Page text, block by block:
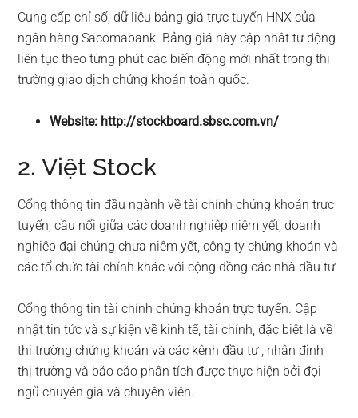
Cung cấp chỉ số, dữ liệu bảng giá trực tuyến HNX của
ngân hàng Sacomabank. Bảng giá này cập nhât tự động
liên tục theo từng phút các biến động mới nhất trong thi
trường giao dịch chứng khoán toàn quốc.
Website: http://stockboard.sbsc.com.vn/
2. Việt Stock
Cổng thông tin đầu ngành về tài chính chứng khoán trực
tuyến, cầu nối giữa các doanh nghiệp niêm yết, doanh
nghiệp đại chúng chưa niêm yết, công ty chứng khoán và
các tổ chức tài chính khác với cộng đồng các nhà đầu tư.
Cổng thông tin tài chính chứng khoán trực tuyến. Cập
nhật tin tức và sự kiện về kinh tế, tài chính, đặc biệt là về
thị trường chứng khoán và các kênh đầu tư , nhận định
thị trường và báo cáo phân tích được thực hiện bởi đọi
ngũ chuyên gia và chuyên viên.